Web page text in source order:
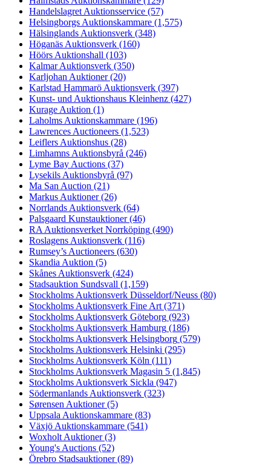
Handelslagret Auktionsservice (57)
Helsingborgs Auktionskammare (1,575)
Hälsinglands Auktionsverk (348)
Höganäs Auktionsverk (160)
Höörs Auktionshall (103)
Kalmar Auktionsverk (350)
Karljohan Auktioner (20)
Karlstad Hammarö Auktionsverk (397)
Kunst- und Auktionshaus Kleinhenz (427)
Kurage Auktion (1)
Laholms Auktionskammare (196)
Lawrences Auctioneers (1,523)
Leiflers Auktionshus (28)
Limhamns Auktionsbyrå (246)
Lyme Bay Auctions (37)
Lysekils Auktionsbyrå (97)
Ma San Auction (21)
Markus Auktioner (26)
Norrlands Auktionsverk (64)
Palsgaard Kunstauktioner (46)
RA Auktionsverket Norrköping (490)
Roslagens Auktionsverk (116)
Rumsey’s Auctioneers (630)
Skandia Auktion (5)
Skånes Auktionsverk (424)
Stadsauktion Sundsvall (1,159)
Stockholms Auktionsverk Düsseldorf/Neuss (80)
Stockholms Auktionsverk Fine Art (371)
Stockholms Auktionsverk Göteborg (923)
Stockholms Auktionsverk Hamburg (186)
Stockholms Auktionsverk Helsingborg (579)
Stockholms Auktionsverk Helsinki (295)
Stockholms Auktionsverk Köln (111)
Stockholms Auktionsverk Magasin 5 (1,845)
Stockholms Auktionsverk Sickla (947)
Södermanlands Auktionsverk (323)
Sørensen Auktioner (5)
Uppsala Auktionskammare (83)
Växjö Auktionskammare (541)
Woxholt Auktioner (3)
Young's Auctions (52)
Örebro Stadsauktioner (89)